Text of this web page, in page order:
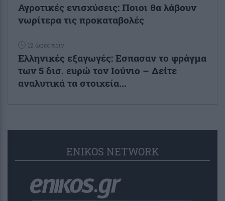
Αγροτικές ενισχύσεις: Ποιοι θα λάβουν
νωρίτερα τις προκαταβολές
12 ώρες πριν
Ελληνικές εξαγωγές: Εσπασαν το φράγμα
των 5 δισ. ευρώ τον Ιούνιο – Δείτε
αναλυτικά τα στοιχεία...
ENIKOS NETWORK